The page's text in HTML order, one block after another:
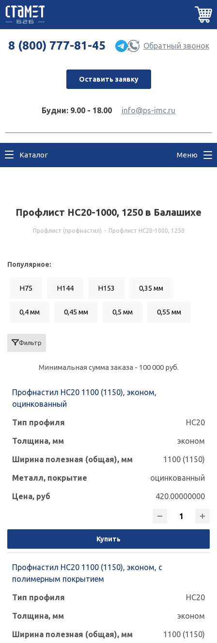
8 (800) 777-81-45 Обратный звонок
Оставить заявку
Будни: 9.00 - 18.00 info@ps-imc.ru
Каталог Меню
Профлист НC20-1000, 1250 в Балашихе
Профлист (профнастил) - Профлист НC20-1000, 1250
Популярное:
Н75 H144 H153 0,35 мм
0,4 мм 0,45 мм 0,5 мм 0,55 мм
0,6 мм
Фильтр
Минимальная сумма заказа - 100 000 руб.
Профнастил НС20 1100 (1150), эконом,
оцинкованный
НС20
эконом
1100 (1150)
оцинкованный
420.00000000
Купить
Профнастил НС20 1100 (1150), эконом, с
полимерным покрытием
НС20
эконом
1100 (1150)